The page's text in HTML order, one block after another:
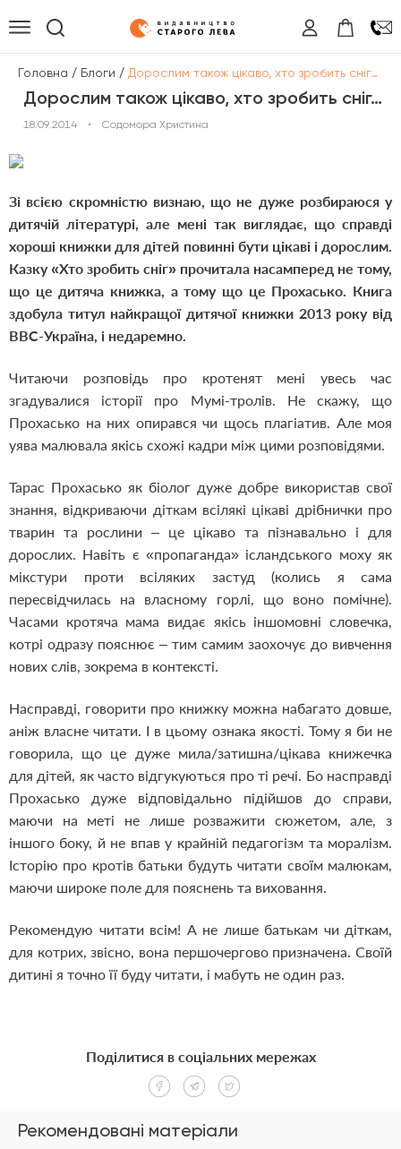
Головна / Блоги / Дорослим також цікаво, хто зробить сніг…
Дорослим також цікаво, хто зробить сніг…
18.09.2014 • Содомора Христина
Зі всією скромністю визнаю, що не дуже розбираюся у
дитячій літературі, але мені так виглядає, що справді
хороші книжки для дітей повинні бути цікаві і дорослим.
Казку «Хто зробить сніг» прочитала насамперед не тому,
що це дитяча книжка, а тому що це Прохасько. Книга
здобула титул найкращої дитячої книжки 2013 року від
BBC-Україна, і недаремно.
Читаючи розповідь про кротенят мені увесь час
згадувалися історії про Мумі-тролів. Не скажу, що
Прохасько на них опирався чи щось плагіатив. Але моя
уява малювала якісь схожі кадри між цими розповідями.
Тарас Прохасько як біолог дуже добре використав свої
знання, відкриваючи діткам всілякі цікаві дрібнички про
тварин та рослини – це цікаво та пізнавально і для
дорослих. Навіть є «пропаганда» ісландського моху як
мікстури проти всіляких застуд (колись я сама
пересвідчилась на власному горлі, що воно помічне).
Часами кротяча мама видає якісь іншомовні словечка,
котрі одразу пояснює – тим самим заохочує до вивчення
нових слів, зокрема в контексті.
Насправді, говорити про книжку можна набагато довше,
аніж власне читати. І в цьому ознака якості. Тому я би не
говорила, що це дуже мила/затишна/цікава книжечка
для дітей, як часто відгукуються про ті речі. Бо насправді
Прохасько дуже відповідально підійшов до справи,
маючи на меті не лише розважити сюжетом, але, з
іншого боку, й не впав у крайній педагогізм та моралізм.
Історію про кротів батьки будуть читати своїм малюкам,
маючи широке поле для пояснень та виховання.
Рекомендую читати всім! А не лише батькам чи діткам,
для котрих, звісно, вона першочергово призначена. Своїй
дитині я точно її буду читати, і мабуть не один раз.
Рекомендовані матеріали
Поділитися в соціальних мережах